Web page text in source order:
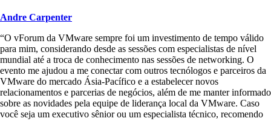
Andre Carpenter
“O vForum da VMware sempre foi um investimento de tempo válido
para mim, considerando desde as sessões com especialistas de nível
mundial até a troca de conhecimento nas sessões de networking. O
evento me ajudou a me conectar com outros tecnólogos e parceiros da
VMware do mercado Ásia-Pacífico e a estabelecer novos
relacionamentos e parcerias de negócios, além de me manter informado
sobre as novidades pela equipe de liderança local da VMware. Caso
você seja um executivo sênior ou um especialista técnico, recomendo